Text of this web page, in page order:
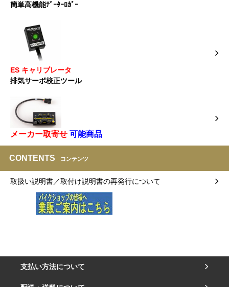
簡単高機能ﾃﾞｰﾀｰﾛｶﾞｰ
ES キャリブレータ
排気サーボ校正ツール
メーカー取寄せ 可能商品
CONTENTS コンテンツ
取扱い説明書／取付け説明書の再発行について
支払い方法について